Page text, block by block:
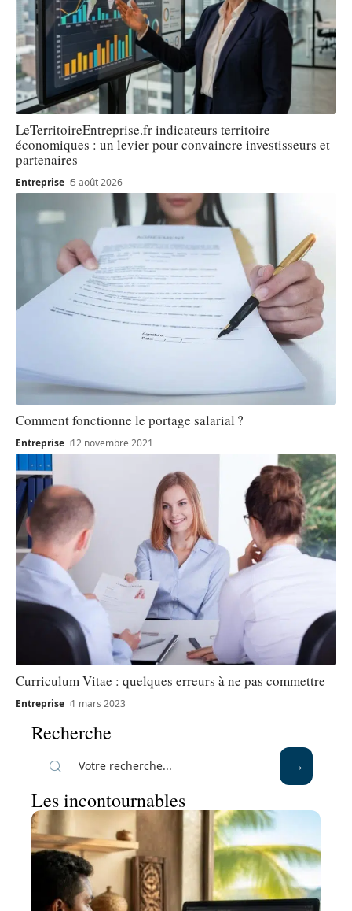
LeTerritoireEntreprise.fr indicateurs territoire
économiques : un levier pour convaincre investisseurs et
partenaires
Entreprise 5 août 2026
Comment fonctionne le portage salarial ?
Entreprise 12 novembre 2021
Curriculum Vitae : quelques erreurs à ne pas commettre
Entreprise 1 mars 2023
Recherche
Les incontournables